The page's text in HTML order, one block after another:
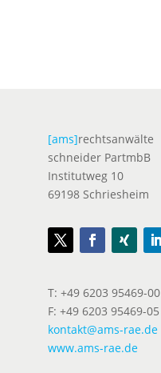
[ams]rechtsanwälte
schneider PartmbB
Institutweg 10
69198 Schriesheim
T: +49 6203 95469-00
F: +49 6203 95469-05
kontakt@ams-rae.de
www.ams-rae.de